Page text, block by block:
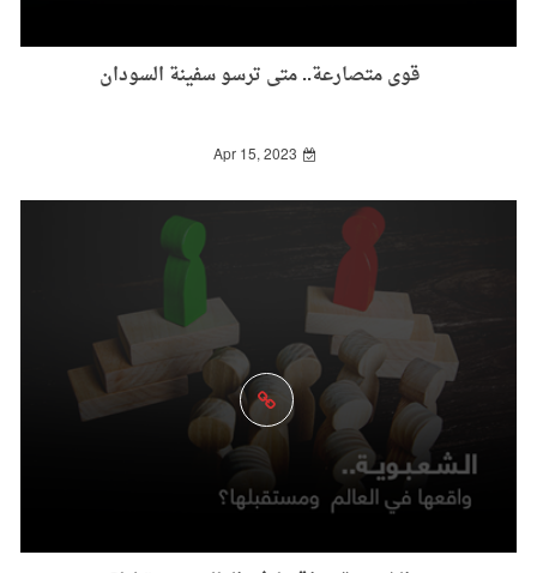
قوى متصارعة.. متى ترسو سفينة السودان
Apr 15, 2023